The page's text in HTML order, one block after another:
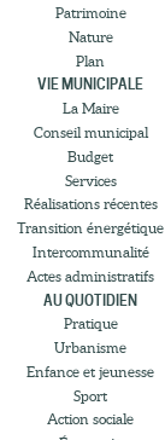
Patrimoine
Nature
Plan
VIE MUNICIPALE
La Maire
Conseil municipal
Budget
Services
Réalisations récentes
Transition énergétique
Intercommunalité
Actes administratifs
AU QUOTIDIEN
Pratique
Urbanisme
Enfance et jeunesse
Sport
Action sociale